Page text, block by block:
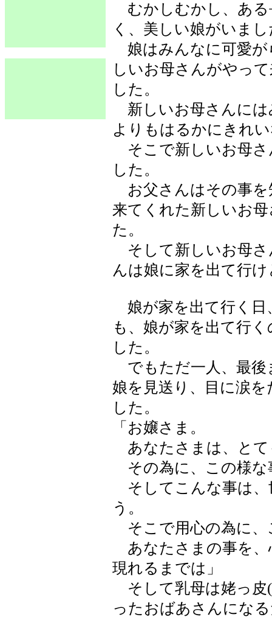
むかしむかし、ある
く、美しい娘がいま
娘はみんなに可愛が
しいお母さんがやっ
した。
新しいお母さんには
よりもはるかにきれ
そこで新しいお母さ
した。
お父さんはその事を
来てくれた新しいお
た。
そして新しいお母さ
んは娘に家を出て行
娘が家を出て行く日
も、娘が家を出て行
した。
でもただ一人、最後
娘を見送り、目に涙
した。
「お嬢さま。
あなたさまは、とて
その為に、この様な
そしてこんな事は、
う。
そこで用心の為に、
あなたさまの事を、
現れるまでは」
そして乳母は姥っ皮
ったおばあさんにな